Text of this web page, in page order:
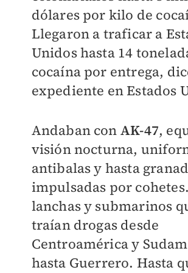
dólares por kilo de
Llegaron a traficar a
Unidos hasta 14
cocaína por entrega,
expediente en Estados
Andaban con AK-47,
visión nocturna,
antibalas y hasta
impulsadas por
lanchas y submarinos
traían drogas desde
Centroamérica y
hasta Guerrero. Hasta